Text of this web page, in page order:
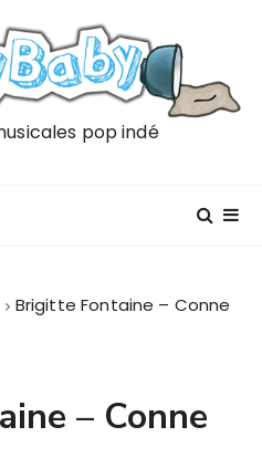
pop indé
Brigitte Fontaine – Conne
– Conne